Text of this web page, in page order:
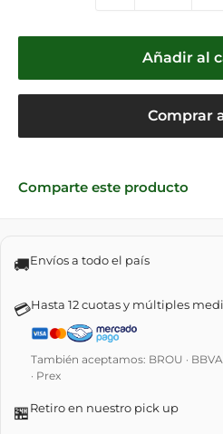
Añadir al
Comprar
Comparte este producto
🚚Envíos a todo el país
💳Hasta 12 cuotas y múltiples
También aceptamos: BROU · BBVA
· Prex
🏪Retiro en nuestro pick up